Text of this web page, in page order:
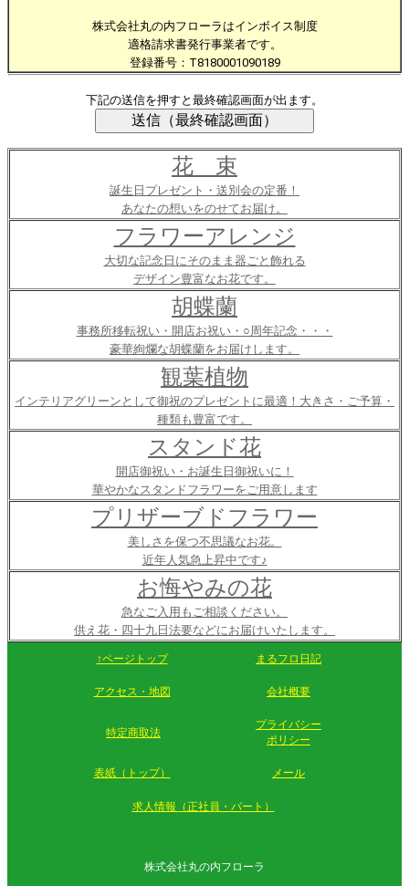
株式会社丸の内フローラはインボイス制度
適格請求書発行事業者です。
登録番号：T8180001090189
下記の送信を押すと最終確認画面が出ます。
花 束
誕生日プレゼント・送別会の定番！
あなたの想いをのせてお届け。
フラワーアレンジ
大切な記念日にそのまま器ごと飾れる
デザイン豊富なお花です。
胡蝶蘭
事務所移転祝い・開店お祝い・○周年記念・・・
豪華絢爛な胡蝶蘭をお届けします。
観葉植物
インテリアグリーンとして御祝のプレゼントに最適！大きさ・ご予算・
種類も豊富です。
スタンド花
開店御祝い・お誕生日御祝いに！
華やかなスタンドフラワーをご用意します
プリザーブドフラワー
美しさを保つ不思議なお花。
近年人気急上昇中です♪
お悔やみの花
急なご入用もご相談ください。
供え花・四十九日法要などにお届けいたします。
↑ページトップ まるフロ日記
アクセス・地図 会社概要
特定商取法
プライバシー
ポリシー
表紙（トップ） メール
求人情報（正社員・パート）
株式会社丸の内フローラ